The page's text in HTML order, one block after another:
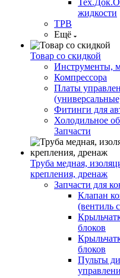
жидкости
ТРВ
Ещё
Товар со скидкой
Инструменты,
Компрессора
Платы
Фитинги для
Холодильное
Запчасти
Труба медная,
крепления, дренаж
Запчасти для
Клапан
(вентиль
блоков
блоков
Пульты